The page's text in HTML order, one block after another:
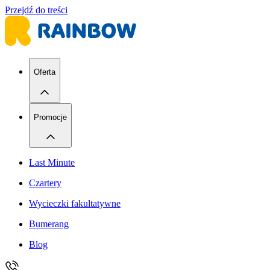
Przejdź do treści
Oferta
Promocje
Last Minute
Czartery
Wycieczki fakultatywne
Bumerang
Blog